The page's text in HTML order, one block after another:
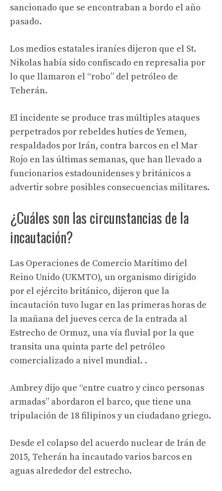
sancionado que se encontraban a bordo el año
pasado.
Los medios estatales iraníes dijeron que el St.
Nikolas había sido confiscado en represalia por
lo que llamaron el “robo” del petróleo de
Teherán.
El incidente se produce tras múltiples ataques
perpetrados por rebeldes hutíes de Yemen,
respaldados por Irán, contra barcos en el Mar
Rojo en las últimas semanas, que han llevado a
funcionarios estadounidenses y británicos a
advertir sobre posibles consecuencias militares.
¿Cuáles son las circunstancias de la
incautación?
Las Operaciones de Comercio Marítimo del
Reino Unido (UKMTO), un organismo dirigido
por el ejército británico, dijeron que la
incautación tuvo lugar en las primeras horas de
la mañana del jueves cerca de la entrada al
Estrecho de Ormuz, una vía fluvial por la que
transita una quinta parte del petróleo
comercializado a nivel mundial. .
Ambrey dijo que “entre cuatro y cinco personas
armadas” abordaron el barco, que tiene una
tripulación de 18 filipinos y un ciudadano griego.
Desde el colapso del acuerdo nuclear de Irán de
2015, Teherán ha incautado varios barcos en
aguas alrededor del estrecho.